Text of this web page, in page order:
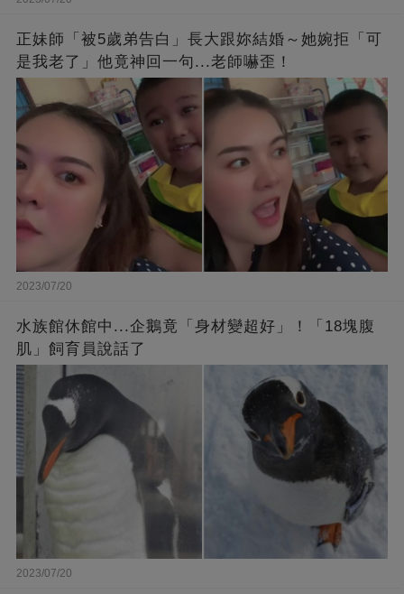
正妹師「被5歲弟告白」長大跟妳結婚～她婉拒「可
是我老了」他竟神回一句...老師嚇歪！
2023/07/20
水族館休館中...企鵝竟「身材變超好」！「18塊腹
肌」飼育員說話了
2023/07/20